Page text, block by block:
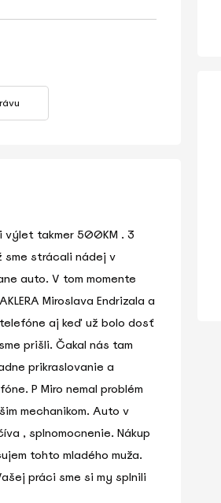
výlet takmer 500KM . 3
strácali nádej v
auto. V tom momente
Miroslava Endrizala a
aj keď už bolo dosť
prišli. Čakal nás tam
prikraslovanie a
P Miro nemal problém
mechanikom. Auto v
, splnomocnenie. Nákup
tohto mladého muža.
práci sme si my splnili